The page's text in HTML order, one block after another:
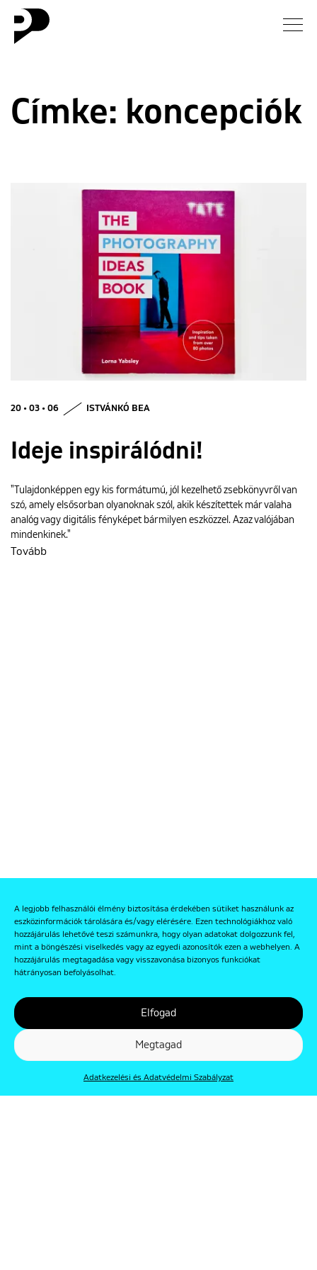
A legjobb felhasználói élmény biztosítása érdekében sütiket használunk az
eszközinformációk tárolására és/vagy elérésére. Ezen technológiákhoz való
hozzájárulás lehetővé teszi számunkra, hogy olyan adatokat dolgozzunk fel,
mint a böngészési viselkedés vagy az egyedi azonosítók ezen a webhelyen. A
hozzájárulás megtagadása vagy visszavonása bizonyos funkciókat
hátrányosan befolyásolhat.
Elfogad
Megtagad
Adatkezelési és Adatvédelmi Szabályzat
Galéria
Rólunk
ENGLISH
Címke: koncepciók
20 • 03 • 06 ISTVÁNKÓ BEA
Ideje inspirálódni!
"Tulajdonképpen egy kis formátumú, jól kezelhető zsebkönyvről van
szó, amely elsősorban olyanoknak szól, akik készítettek már valaha
analóg vagy digitális fényképet bármilyen eszközzel. Azaz valójában
mindenkinek."
Tovább